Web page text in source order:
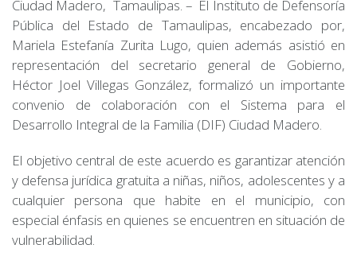
Ciudad Madero, Tamaulipas. – El Instituto de Defensoría
Pública del Estado de Tamaulipas, encabezado por,
Mariela Estefanía Zurita Lugo, quien además asistió en
representación del secretario general de Gobierno,
Héctor Joel Villegas González, formalizó un importante
convenio de colaboración con el Sistema para el
Desarrollo Integral de la Familia (DIF) Ciudad Madero.
El objetivo central de este acuerdo es garantizar atención
y defensa jurídica gratuita a niñas, niños, adolescentes y a
cualquier persona que habite en el municipio, con
especial énfasis en quienes se encuentren en situación de
vulnerabilidad.